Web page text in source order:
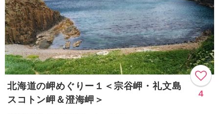
北海道の岬めぐりー１＜宗谷岬・礼文島
スコトン岬＆澄海岬＞
4